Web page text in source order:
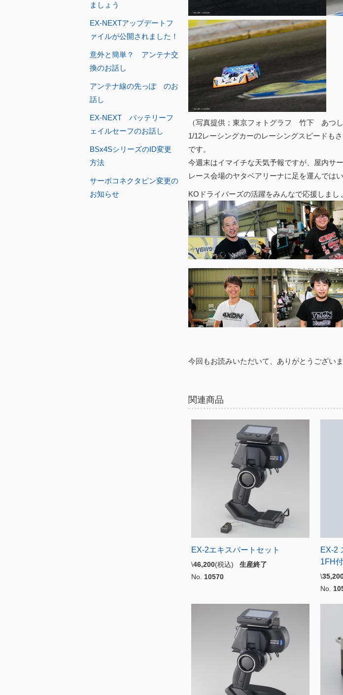
（写真提供；東京フォトグラフ 竹下 あつし
1/12レーシングカーのレーシングスピードも
です。
今週末はイマイチな天気予報ですが、屋内サ
レース会場のヤタベアリーナに足を運んでは
KOドライバーズの活躍をみんなで応援しまし
今回もお読みいただいて、ありがとうございま
関連商品
EX-2エキスパートセット
\46,200(税込) 生産終了
No. 10570
EX-2
1FH
\
No.
ましょう
EX-NEXTアップデートフ
ァイルが公開されました！
意外と簡単？ アンテナ交
換のお話し
アンテナ線の先っぽ のお
話し
EX-NEXT バッテリーフ
ェイルセーフのお話し
BSx4SシリーズのID変更
方法
サーボコネクタピン変更の
お知らせ